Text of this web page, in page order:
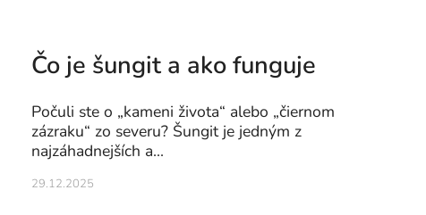
Čo je šungit a ako funguje
29.12.2025
Počuli ste o „kameni života“ alebo „čiernom
zázraku“ zo severu? Šungit je jedným z
najzáhadnejších a...